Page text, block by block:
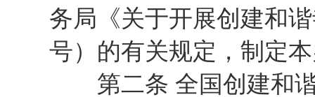
务局《关于开展创建和
号）的有关规定，制定
第二条 全国创建和谐